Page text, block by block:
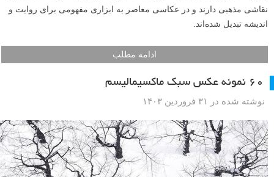
نقاشی مذهبی دارند و در عکاسی معاصر به ابزاری مفهومی برای روایت و
اندیشه تبدیل شده‌اند.
ادامه مطلب
۶۰ نمونه عکس سبک ماکسیمالیسم
نوشته شده در ۳۱ فروردین ۱۴۰۳